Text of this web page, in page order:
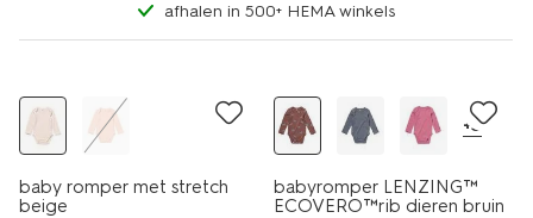
afhalen in 500+ HEMA winkels
baby romper met stretch
beige
+3
babyromper LENZING™
ECOVERO™rib dieren bruin